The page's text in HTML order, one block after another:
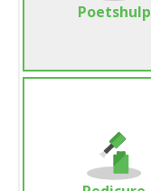
Poetshulp